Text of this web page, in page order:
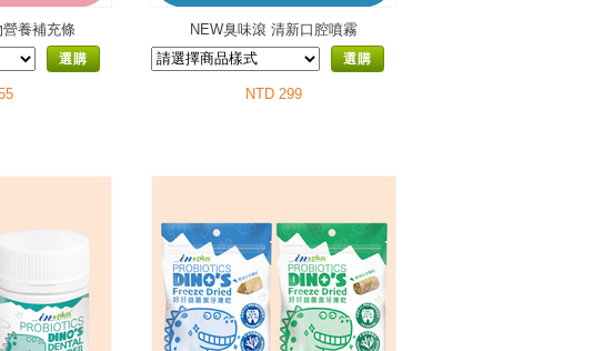
養補充條
選購
NEW臭味滾 清新口腔噴霧
選購
NTD 299